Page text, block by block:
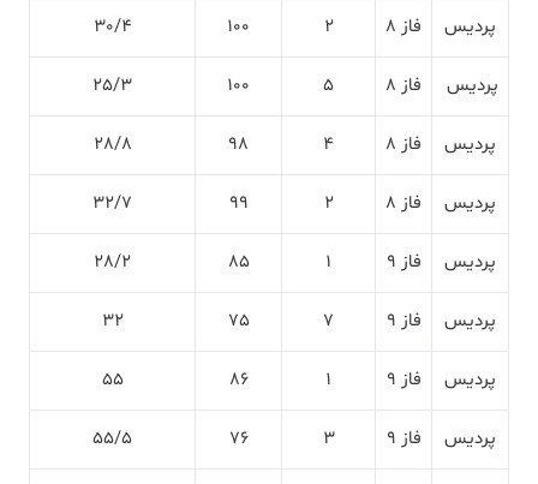
پردیس فاز 8 2
100
30/4
پردیس فاز 8 5
100
25/3
پردیس فاز 8 4
98
28/8
پردیس فاز 8 2
99
32/7
پردیس فاز 9 1
85
28/2
پردیس فاز 9 7
75
32
پردیس فاز 9 1
86
55
پردیس فاز 9 3
76
55/5